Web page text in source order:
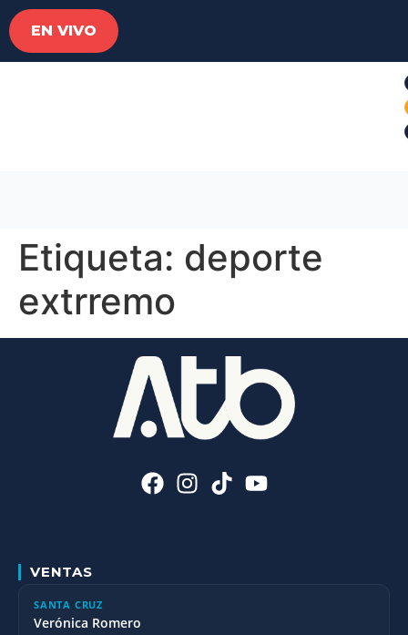
EN VIVO
Etiqueta: deporte
extrremo
VENTAS
SANTA CRUZ
Verónica Romero